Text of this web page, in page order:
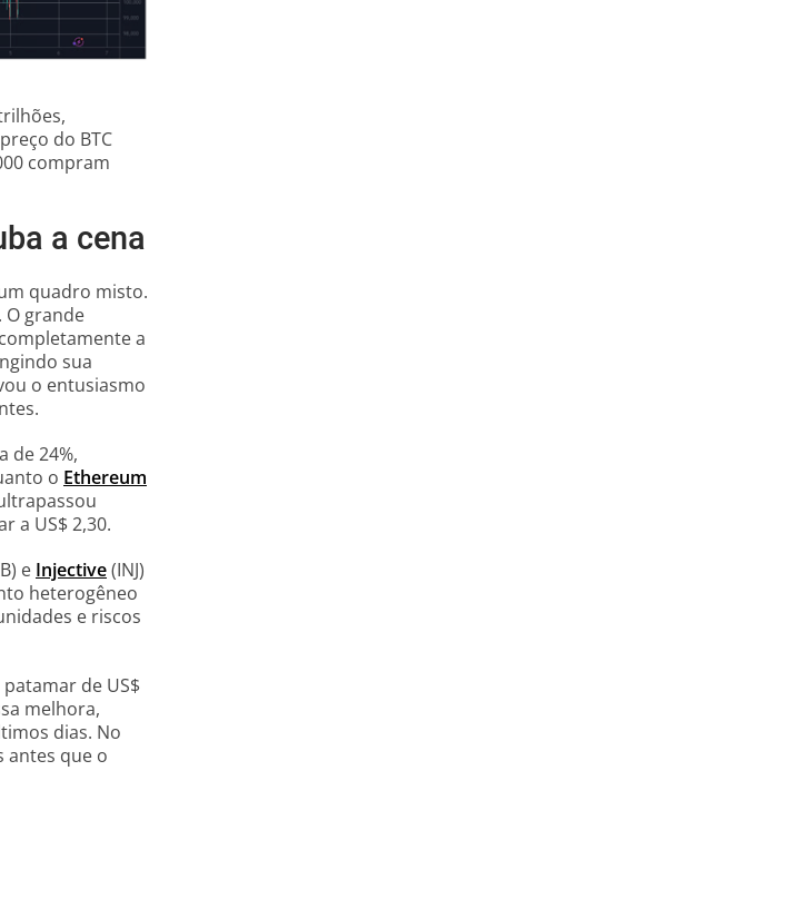
do BTC
compram
a cena
quadro misto.
O grande
a
sua
o entusiasmo
de 24%,
o Ethereum
a US$ 2,30.
e Injective(INJ)
heterogêneo
e riscos
de US$
melhora,
dias. No
antes que o